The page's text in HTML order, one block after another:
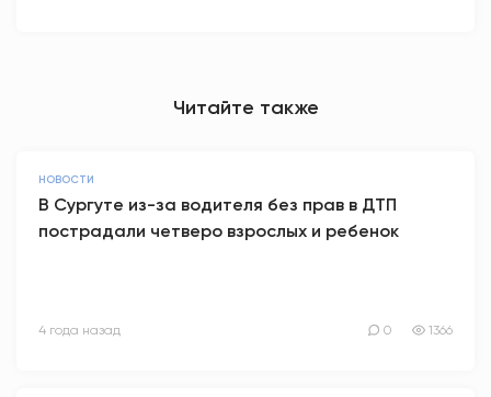
Читайте также
НОВОСТИ
В Сургуте из-за водителя без прав в ДТП
пострадали четверо взрослых и ребенок
4 года назад 0 1366